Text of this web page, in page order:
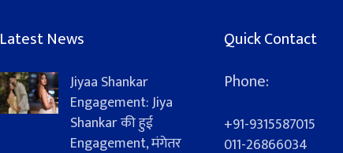
Latest News
Jiyaa Shankar
Engagement: Jiya
Shankar की हुई
Engagement, मंगेतर
Quick Contact
Phone:
+91-9315587015
011-26866034